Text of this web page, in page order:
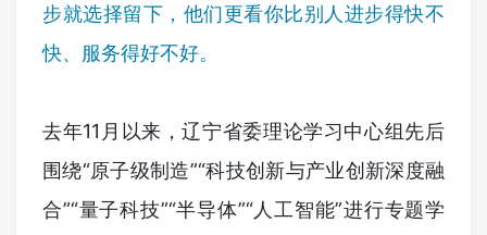
步就选择留下，他们更看你比别人进步得快不
快、服务得好不好。
去年11月以来，辽宁省委理论学习中心组先后
围绕“原子级制造”“科技创新与产业创新深度融
合”“量子科技”“半导体”“人工智能”进行专题学